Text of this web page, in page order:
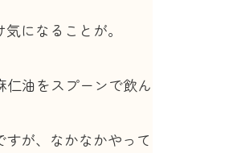
になることが。
油をスプーンで飲ん
が、なかなかやって